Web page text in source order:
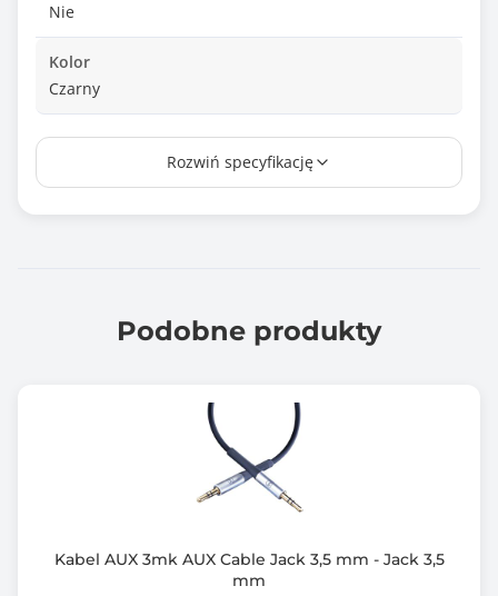
Nie
Kolor
Czarny
Ilość w opakowaniu
Informacje dodatkowe
Przewód dobrze ekranowany
Wysoka jakość transmisji, długowieczna eksploatacja
Gwarancja producenta [mies.]
Rozwiń specyfikację
Podobne produkty
Kabel AUX 3mk AUX Cable Jack 3,5 mm - Jack 3,5
mm